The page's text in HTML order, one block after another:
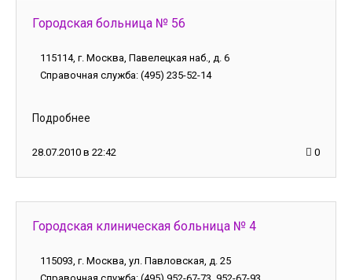
Городская больница № 56
115114, г. Москва, Павелецкая наб., д. 6
Справочная служба: (495) 235-52-14
Подробнее
28.07.2010 в 22:42 0
Городская клиническая больница № 4
115093, г. Москва, ул. Павловская, д. 25